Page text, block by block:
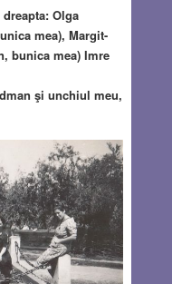
Olga
mea), Margit-
bunica mea) Imre
şi unchiul meu,